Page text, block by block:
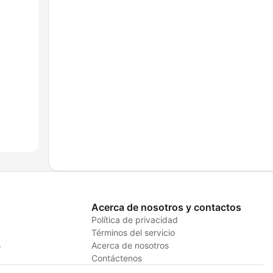
Acerca de nosotros y contactos
Política de privacidad
Términos del servicio
Acerca de nosotros
Contáctenos